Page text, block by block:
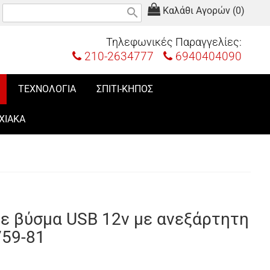
Καλάθι Αγορών (0)
search
Τηλεφωνικές Παραγγελίες:
210-2634777 6940404090
ΤΕΧΝΟΛΟΓΙΑ ΣΠΙΤΙ-ΚΗΠΟΣ
βύσμα USB 12v με ανεξάρτητη
81